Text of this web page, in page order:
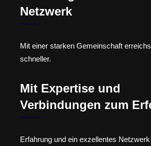
Netzwerk
Mit einer starken Gemeinschaft
schneller.
Mit Expertise und
Verbindungen zum
Erfahrung und ein exzellentes